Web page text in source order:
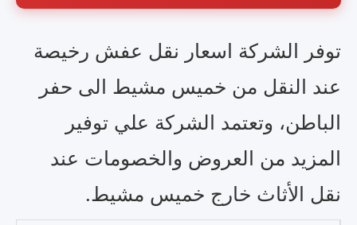
توفر الشركة اسعار نقل عفش رخيصة
عند النقل من خميس مشيط الى حفر
الباطن، وتعتمد الشركة علي توفير
المزيد من العروض والخصومات عند
نقل الأثاث خارج خميس مشيط.